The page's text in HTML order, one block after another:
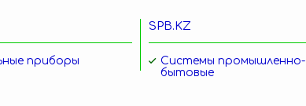
приборы
SPB.KZ
Системы промышленно-
бытовые